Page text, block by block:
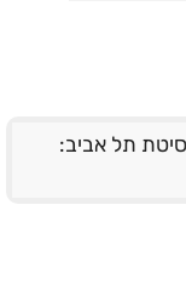
אוניברסיטת תל אביב: